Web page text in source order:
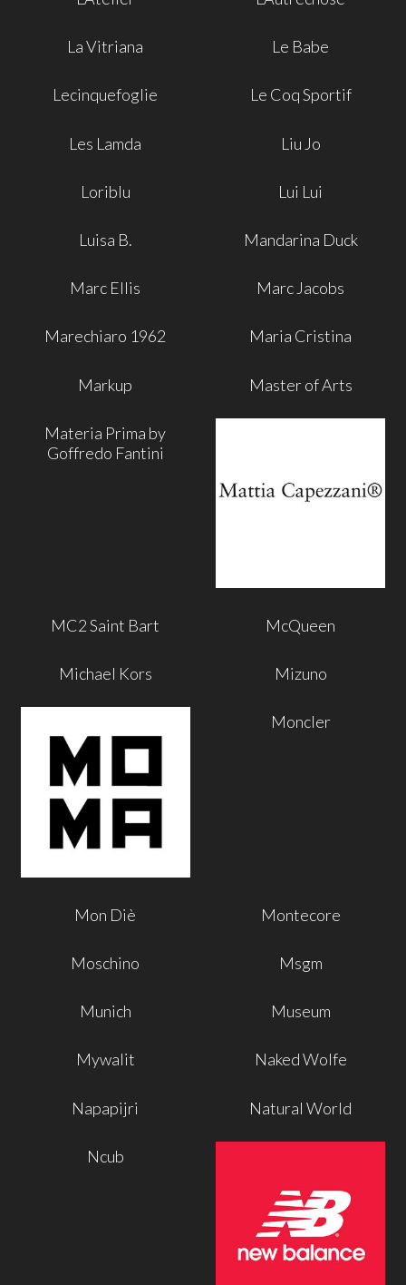
La Vitriana Le Babe
Lecinquefoglie Le Coq Sportif
Les Lamda Liu Jo
Loriblu Lui Lui
Luisa B. Mandarina Duck
Marc Ellis Marc Jacobs
Marechiaro 1962 Maria Cristina
Markup Master of Arts
Materia Prima by
Goffredo Fantini
MC2 Saint Bart McQueen
Michael Kors Mizuno
Moncler
Mon Diè Montecore
Moschino Msgm
Munich Museum
Mywalit Naked Wolfe
Napapijri Natural World
Ncub